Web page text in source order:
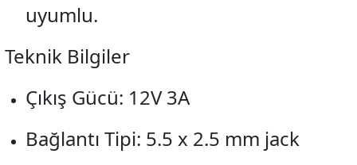
uyumlu.
Teknik Bilgiler
Çıkış Gücü: 12V 3A
Bağlantı Tipi: 5.5 x 2.5 mm jack